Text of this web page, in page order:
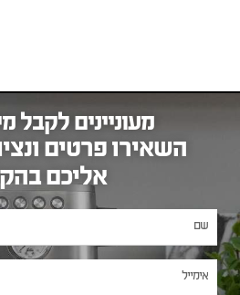
מעוניינים לקבל
השאירו פרטים
אליכם